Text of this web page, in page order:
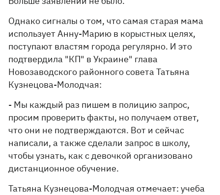
Однако сигналы о том, что самая старая мама
использует Анну-Марию в корыстных целях,
поступают властям города регулярно. И это
подтвердила "КП" в Украине" глава
Новозаводского районного совета Татьяна
Кузнецова-Молодчая:
- Мы каждый раз пишем в полицию запрос,
просим проверить факты, но получаем ответ,
что они не подтверждаются. Вот и сейчас
написали, а также сделали запрос в школу,
чтобы узнать, как с девочкой организовано
дистанционное обучение.
Татьяна Кузнецова-Молодчая отмечает: учеба